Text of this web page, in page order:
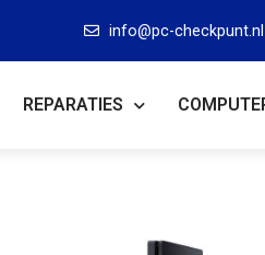
info@pc-checkpunt.nl
REPARATIES